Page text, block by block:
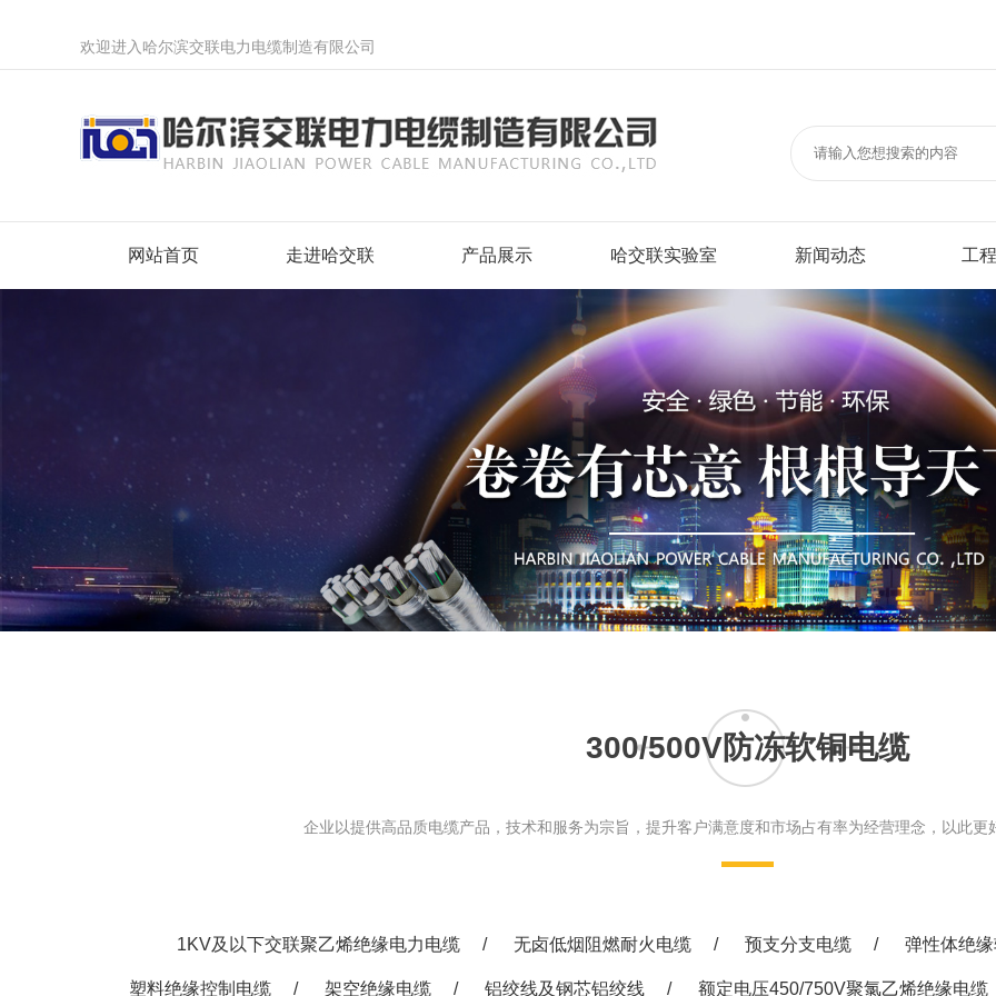
欢迎进入哈尔滨交联电力电缆制造有限公司
网站首页 走进哈交联
“交”天下客“联”千万家
产品展示
1KV及以下交联聚乙烯绝缘电力电缆
无卤低烟阻燃耐火电缆
预制分支电缆
弹性体绝缘软电缆
计算机电缆
变频电缆
塑料绝缘控制电缆
架空绝缘电缆
铝绞线及钢芯铝绞线
额定电压450/750V聚氯乙烯绝缘电缆
300/500V防冻软铜电缆
缘辐照交联无卤低烟阻燃电线
哈交联实验室
垂直成束燃烧蔓延检测
卤酸气体检测
烟密度与透光率检测
线路燃烧完整性与冲击检测
机械物理性能与热老化检测
实验室设备
新闻动态
行业新闻
线缆视界
工
标志性
大型企
电厂
国家电
建筑工
商场宾
市政工
医疗文
300/500V防冻软铜电缆
企业以提供高品质电缆产品，技术和服务为宗旨，提升客户满意度和市场占有率为经营理念，以此更
1KV及以下交联聚乙烯绝缘电力电缆 / 无卤低烟阻燃耐火电缆 / 预支分支电缆 / 弹性体绝
塑料绝缘控制电缆 / 架空绝缘电缆 / 铝绞线及钢芯铝绞线 / 额定电压450/750V聚氯乙烯绝缘电缆